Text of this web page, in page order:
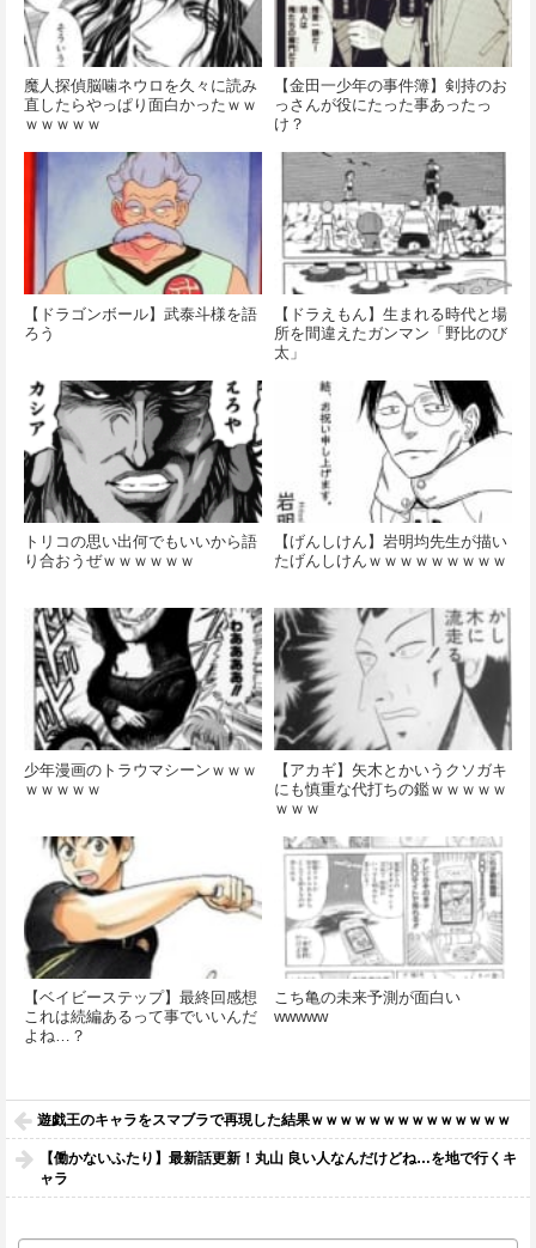
魔人探偵脳噛ネウロを久々に読み
直したらやっぱり面白かったｗｗ
ｗｗｗｗｗ
【金田一少年の事件簿】剣持のお
っさんが役にたった事あったっ
け？
【ドラゴンボール】武泰斗様を語
ろう
【ドラえもん】生まれる時代と場
所を間違えたガンマン「野比のび
太」
トリコの思い出何でもいいから語
り合おうぜｗｗｗｗｗｗ
【げんしけん】岩明均先生が描い
たげんしけんｗｗｗｗｗｗｗｗｗ
少年漫画のトラウマシーンｗｗｗ
ｗｗｗｗｗ
【アカギ】矢木とかいうクソガキ
にも慎重な代打ちの鑑ｗｗｗｗｗ
ｗｗｗ
【ベイビーステップ】最終回感想
これは続編あるって事でいいんだ
よね…？
こち亀の未来予測が面白い
wwwww
遊戯王のキャラをスマブラで再現した結果ｗｗｗｗｗｗｗｗｗｗｗｗｗｗ
【働かないふたり】最新話更新！丸山 良い人なんだけどね…を地で行くキ
ャラ